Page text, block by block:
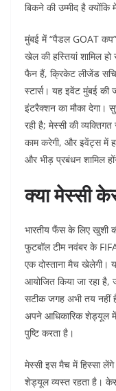
बिकने की उम्मीद है
मुंबई में “पैडल GOAT
खेल की हस्तियां शामिल
फैन हैं, क्रिकेट लीजेंड
स्टार्स। यह इवेंट मुंबई की
इंटरैक्शन का मौका देगा।
रही है; मेस्सी की व्यक्तिगत
काम करेगी, और इवेंट्स में
और भीड़ प्रबंधन शामिल
क्या मेस्सी
भारतीय फैंस के लिए खुशी
फुटबॉल टीम नवंबर के
एक दोस्ताना मैच
आयोजित किया जा रहा है,
सटीक जगह अभी तय नहीं
अपने आधिकारिक शेड्यूल में
पुष्टि करता है।
मेस्सी इस मैच में हिस्सा लेंगे
शेड्यूल व्यस्त रहता है।